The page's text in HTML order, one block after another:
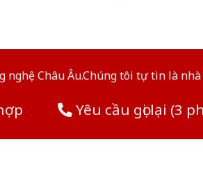
Châu Âu.Chúng tôi tự tin là
Yêu cầu gọi lại (3